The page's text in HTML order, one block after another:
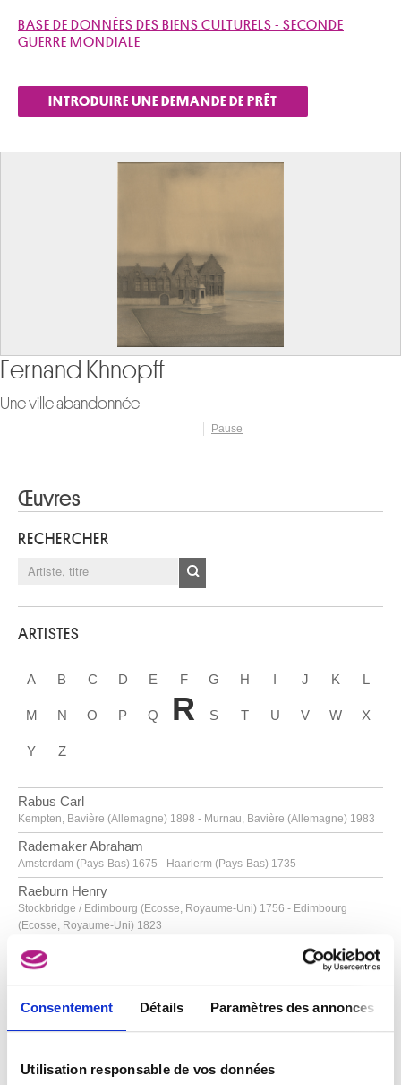
Consentement Détails Paramètres des annonces
Utilisation responsable de vos données
BASE DE DONNÉES DES BIENS CULTURELS - SECONDE
GUERRE MONDIALE
INTRODUIRE UNE DEMANDE DE PRÊT
Fernand Khnopff
Une ville abandonnée
Pause
Œuvres
RECHERCHER
ARTISTES
A B C D E F G H I J K L
M N O P Q R S T U V W X
Y Z
Rabus Carl
Kempten, Bavière (Allemagne) 1898 - Murnau, Bavière (Allemagne) 1983
Rademaker Abraham
Amsterdam (Pays-Bas) 1675 - Haarlerm (Pays-Bas) 1735
Raeburn Henry
Stockbridge / Edimbourg (Ecosse, Royaume-Uni) 1756 - Edimbourg
(Ecosse, Royaume-Uni) 1823
Raemaekers Louis
Roermond (Pays-Bas) 1869 - Schéveningue (Pays-Bas) 1956
fin XVIe siècle